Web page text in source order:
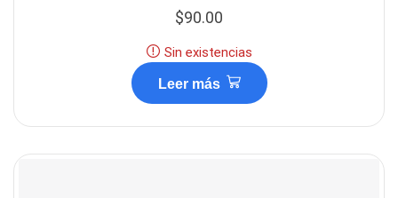
$90.00
Sin existencias
Leer más